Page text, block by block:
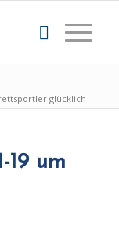
glücklich
19 um